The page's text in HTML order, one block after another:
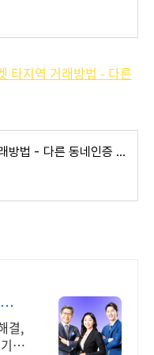
타지역 거래방법 - 다른
당근마켓 타지역 거래방법 - 다른 동네인증 뚫기!!
결,
타